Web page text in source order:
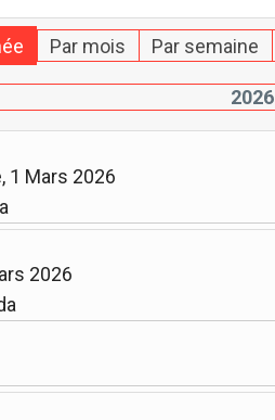
Par mois Par semaine
2026
1 Mars 2026
2026